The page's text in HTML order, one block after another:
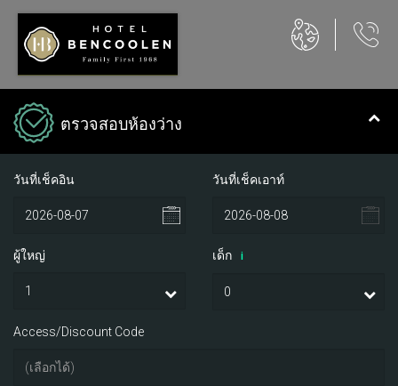
ตรวจสอบห้องว่าง
วันที่เช็คอิน วันที่เช็คเอาท์
ผู้ใหญ่ เด็ก i
Access/Discount Code